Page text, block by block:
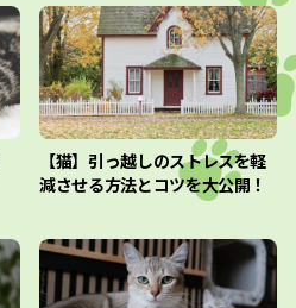
【猫】引っ越しのストレスを軽
減させる方法とコツを大公開！